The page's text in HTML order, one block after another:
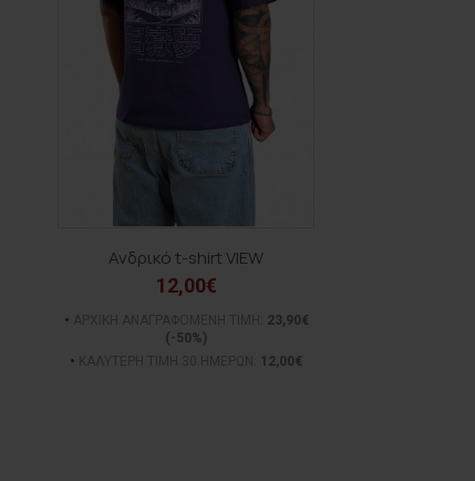
Ανδρικό t-shirt VIEW
12,00€
23,90€
(-50%)
12,00€